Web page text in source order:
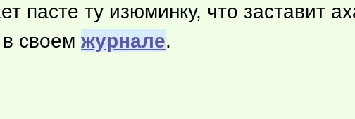
пасте ту изюминку, что заставит
своем журнале.